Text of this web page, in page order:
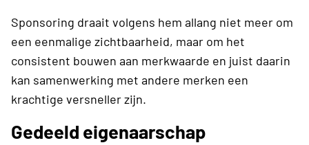
Sponsoring draait volgens hem allang niet meer om
een eenmalige zichtbaarheid, maar om het
consistent bouwen aan merkwaarde en juist daarin
kan samenwerking met andere merken een
krachtige versneller zijn.
Gedeeld eigenaarschap